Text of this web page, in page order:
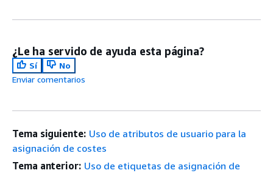
¿Le ha servido de ayuda esta página?
Sí
No
Enviar comentarios
Tema siguiente: Uso de atributos de usuario para la
asignación de costes
Tema anterior: Uso de etiquetas de asignación de